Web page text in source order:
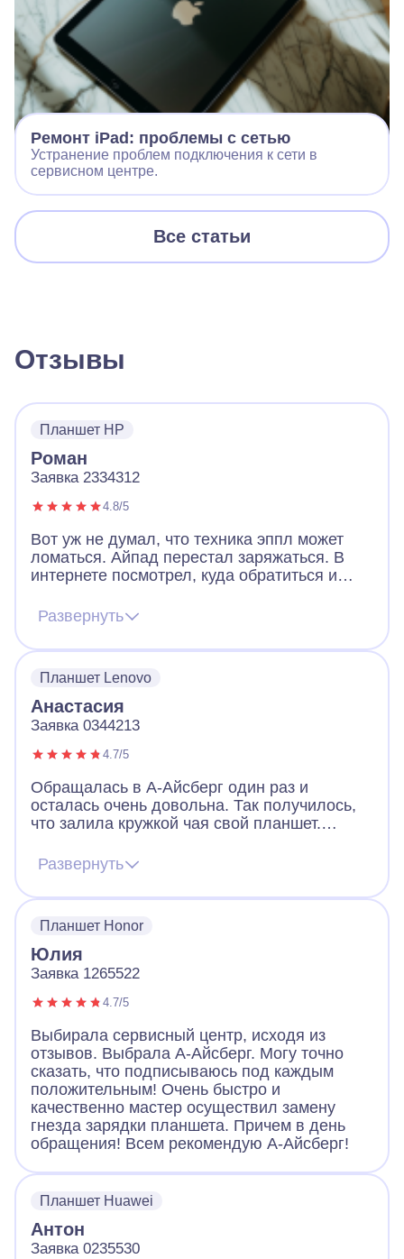
Ремонт iPad: проблемы с сетью
Устранение проблем подключения к сети в
сервисном центре.
Все статьи
Отзывы
Планшет HP
Роман
Заявка 2334312
4.8/5
Вот уж не думал, что техника эппл может
ломаться. Айпад перестал заряжаться. В
интернете посмотрел, куда обратиться и
Привлекло то, что дают гарантию на ремонт,
т.к. компания официальная. Все заняло 1
день, я даже удивился, что проблема так
профессиональные мастера.
Развернуть
Планшет Lenovo
Анастасия
Заявка 0344213
4.7/5
Обращалась в А-Айсберг один раз и
осталась очень довольна. Так получилось,
что залила кружкой чая свой планшет.
его включить не могла. Надежды на
восстановление не было, но все же в
сервис обратилась. Восстановили
благодарность мастеру Сергею, который и
оживил мой планшет.
Развернуть
Планшет Honor
Юлия
Заявка 1265522
4.7/5
Выбирала сервисный центр, исходя из
отзывов. Выбрала А-Айсберг. Могу точно
сказать, что подписываюсь под каждым
положительным! Очень быстро и
качественно мастер осуществил замену
гнезда зарядки планшета. Причем в день
обращения! Всем рекомендую А-Айсберг!
Планшет Huawei
Антон
Заявка 0235530